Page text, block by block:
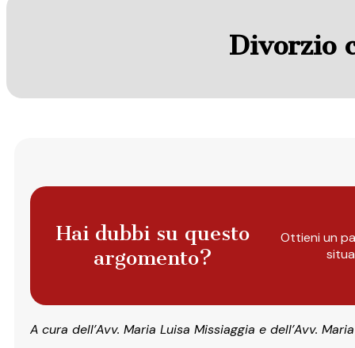
Divorzio
Hai dubbi su questo
argomento?
Ottieni un
A cura dell’Avv. Maria Luisa Missiaggia e dell’Avv.